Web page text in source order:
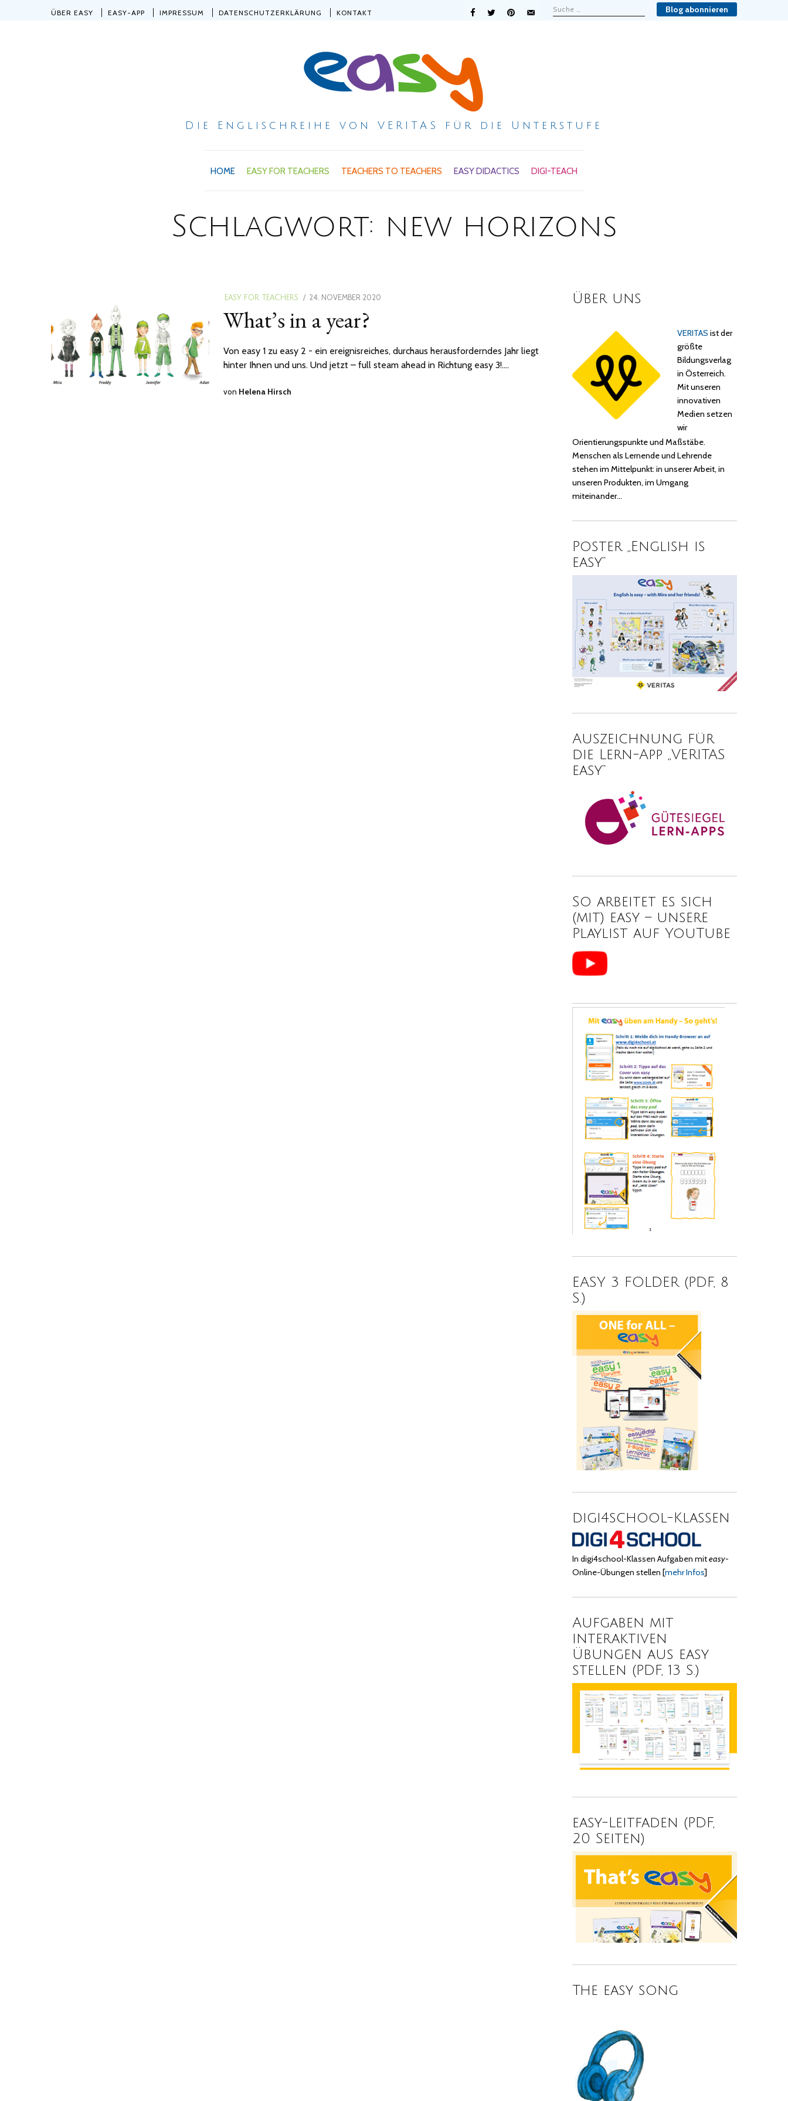
ÜBER EASY EASY-APP IMPRESSUM DATENSCHUTZERKLÄRUNG KONTAKT Blog abonnieren
Die Englischreihe von VERITAS für die Unterstufe
HOME EASY FOR TEACHERS TEACHERS TO TEACHERS EASY DIDACTICS DIGI-TEACH
Schlagwort: new horizons
EASY FOR TEACHERS
POSTED
24. NOVEMBER 2020
What’s in a year?
Von easy 1 zu easy 2 - ein ereignisreiches, durchaus herausforderndes Jahr liegt
hinter Ihnen und uns. Und jetzt – full steam ahead in Richtung easy 3!.…
von Helena Hirsch
Über uns
VERITAS ist der
größte
Bildungsverlag
in Österreich.
Mit unseren
innovativen
Medien setzen
wir
Orientierungspunkte und Maßstäbe.
Menschen als Lernende und Lehrende
stehen im Mittelpunkt: in unserer Arbeit, in
unseren Produkten, im Umgang
miteinander…
Poster „English is
easy“
Auszeichnung für
die Lern-App „VERITAS
easy“
So arbeitet es sich
(mit) easy – unsere
Playlist auf YouTube
EASY 3 FOLDER (PDF, 8
S.)
digi4school-Klassen
In digi4school-Klassen Aufgaben miteasy-
Online-Übungen stellen[mehr Infos]
Aufgaben mit
interaktiven
Übungen aus easy
stellen (PDF, 13 S.)
easy-Leitfaden (PDF,
20 Seiten)
The easy song